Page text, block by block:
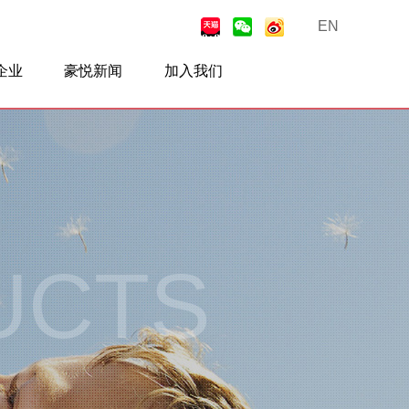
EN
业
作
豪悦新闻 加入我们
联系我们
招贤纳士